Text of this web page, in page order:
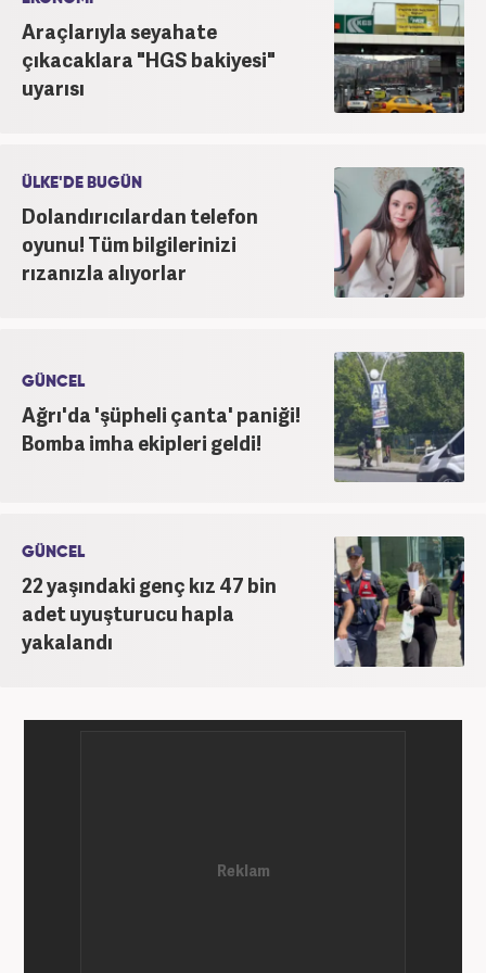
Araçlarıyla seyahate
çıkacaklara "HGS bakiyesi"
uyarısı
ÜLKE'DE BUGÜN
Dolandırıcılardan telefon
oyunu! Tüm bilgilerinizi
rızanızla alıyorlar
GÜNCEL
Ağrı'da 'şüpheli çanta' paniği!
Bomba imha ekipleri geldi!
GÜNCEL
22 yaşındaki genç kız 47 bin
adet uyuşturucu hapla
yakalandı